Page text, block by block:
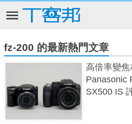
fz-200 的最新熱門文章
高倍率變焦
Panasonic
SX500 IS